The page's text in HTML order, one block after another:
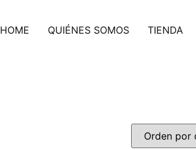
HOME QUIÉNES SOMOS TIENDA